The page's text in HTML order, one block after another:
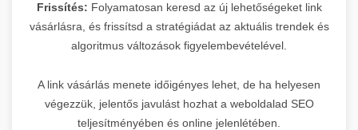
Frissítés: Folyamatosan keresd az új lehetőségeket link
vásárlásra, és frissítsd a stratégiádat az aktuális trendek és
algoritmus változások figyelembevételével.
A link vásárlás menete időigényes lehet, de ha helyesen
végezzük, jelentős javulást hozhat a weboldalad SEO
teljesítményében és online jelenlétében.